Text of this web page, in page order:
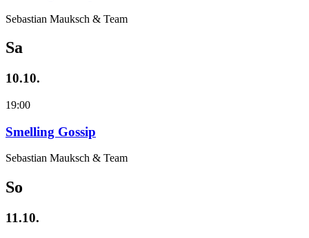
Sebastian Mauksch & Team
Sa
10.10.
19:00
Smelling Gossip
Sebastian Mauksch & Team
So
11.10.